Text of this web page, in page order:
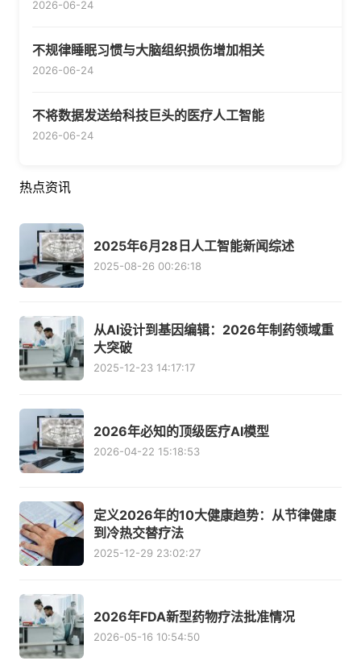
2026-06-24
不规律睡眠习惯与大脑组织损伤增加相关
2026-06-24
不将数据发送给科技巨头的医疗人工智能
2026-06-24
热点资讯
2025年6月28日人工智能新闻综述
2025-08-26 00:26:18
从AI设计到基因编辑：2026年制药领域重
大突破
2025-12-23 14:17:17
2026年必知的顶级医疗AI模型
2026-04-22 15:18:53
定义2026年的10大健康趋势：从节律健康
到冷热交替疗法
2025-12-29 23:02:27
2026年FDA新型药物疗法批准情况
2026-05-16 10:54:50